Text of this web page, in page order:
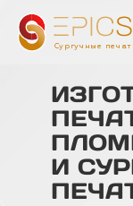
Сургучные
И